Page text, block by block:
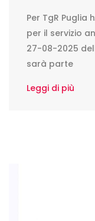
Per TgR
per il servizio
27-08-2025
sarà parte
Leggi di più